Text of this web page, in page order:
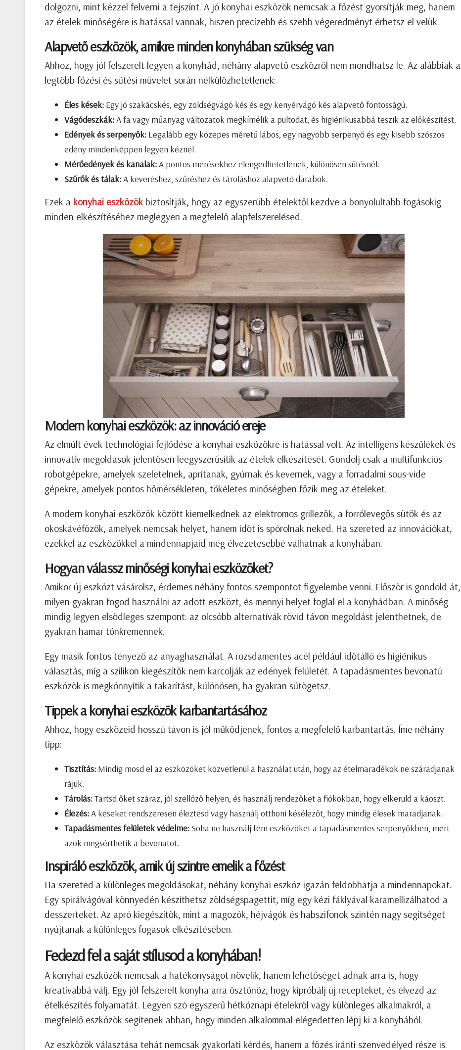
dolgozni, mint kézzel felverni a tejszínt. A jó konyhai eszközök nemcsak a főzést gyorsítják meg, hanem
az ételek minőségére is hatással vannak, hiszen precízebb és szebb végeredményt érhetsz el velük.
Alapvető eszközök, amikre minden konyhában szükség van
Ahhoz, hogy jól felszerelt legyen a konyhád, néhány alapvető eszközről nem mondhatsz le. Az alábbiak a
legtöbb főzési és sütési művelet során nélkülözhetetlenek:
Éles kések: Egy jó szakácskés, egy zöldségvágó kés és egy kenyérvágó kés alapvető fontosságú.
Vágódeszkák:A fa vagy műanyag változatok megkímélik a pultodat, és higiénikusabbá teszik az előkészítést.
Edények és serpenyők: Legalább egy közepes méretű lábos, egy nagyobb serpenyő és egy kisebb szószos
edény mindenképpen legyen kéznél.
Mérőedények és kanalak:A pontos mérésekhez elengedhetetlenek, különösen sütésnél.
Szűrők és tálak:A keveréshez, szűréshez és tároláshoz alapvető darabok.
Ezek a konyhai eszközökbiztosítják, hogy az egyszerűbb ételektől kezdve a bonyolultabb fogásokig
minden elkészítéséhez meglegyen a megfelelő alapfelszerelésed.
Modern konyhai eszközök: az innováció ereje
Az elmúlt évek technológiai fejlődése a konyhai eszközökre is hatással volt. Az intelligens készülékek és
innovatív megoldások jelentősen leegyszerűsítik az ételek elkészítését. Gondolj csak a multifunkciós
robotgépekre, amelyek szeletelnek, aprítanak, gyúrnak és kevernek, vagy a forradalmi sous-vide
gépekre, amelyek pontos hőmérsékleten, tökéletes minőségben főzik meg az ételeket.
A modern konyhai eszközök között kiemelkednek az elektromos grillezők, a forrólevegős sütők és az
okoskávéfőzők, amelyek nemcsak helyet, hanem időt is spórolnak neked. Ha szereted az innovációkat,
ezekkel az eszközökkel a mindennapjaid még élvezetesebbé válhatnak a konyhában.
Hogyan válassz minőségi konyhai eszközöket?
Amikor új eszközt vásárolsz, érdemes néhány fontos szempontot figyelembe venni. Először is gondold át,
milyen gyakran fogod használni az adott eszközt, és mennyi helyet foglal el a konyhádban. A minőség
mindig legyen elsődleges szempont: az olcsóbb alternatívák rövid távon megoldást jelenthetnek, de
gyakran hamar tönkremennek.
Egy másik fontos tényező az anyaghasználat. A rozsdamentes acél például időtálló és higiénikus
választás, míg a szilikon kiegészítők nem karcolják az edények felületét. A tapadásmentes bevonatú
eszközök is megkönnyítik a takarítást, különösen, ha gyakran sütögetsz.
Tippek a konyhai eszközök karbantartásához
Ahhoz, hogy eszközeid hosszú távon is jól működjenek, fontos a megfelelő karbantartás. Íme néhány
tipp:
Tisztítás: Mindig mosd el az eszközöket közvetlenül a használat után, hogy az ételmaradékok ne száradjanak
rájuk.
Tárolás:Tartsd őket száraz, jól szellőző helyen, és használj rendezőket a fiókokban, hogy elkerüld a káoszt.
Élezés:A késeket rendszeresen éleztesd vagy használj otthoni késélezőt, hogy mindig élesek maradjanak.
Tapadásmentes felületek védelme: Soha ne használj fém eszközöket a tapadásmentes serpenyőkben, mert
azok megsérthetik a bevonatot.
Inspiráló eszközök, amik új szintre emelik a főzést
Ha szereted a különleges megoldásokat, néhány konyhai eszköz igazán feldobhatja a mindennapokat.
Egy spirálvágóval könnyedén készíthetsz zöldségspagettit, míg egy kézi fáklyával karamellizálhatod a
desszerteket. Az apró kiegészítők, mint a magozók, héjvágók és habszifonok szintén nagy segítséget
nyújtanak a különleges fogások elkészítésében.
Fedezd fel a saját stílusod a konyhában!
A konyhai eszközök nemcsak a hatékonyságot növelik, hanem lehetőséget adnak arra is, hogy
kreatívabbá válj. Egy jól felszerelt konyha arra ösztönöz, hogy kipróbálj új recepteket, és élvezd az
ételkészítés folyamatát. Legyen szó egyszerű hétköznapi ételekről vagy különleges alkalmakról, a
megfelelő eszközök segítenek abban, hogy minden alkalommal elégedetten lépj ki a konyhából.
Az eszközök választása tehát nemcsak gyakorlati kérdés, hanem a főzés iránti szenvedélyed része is.